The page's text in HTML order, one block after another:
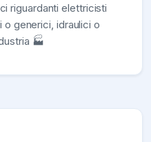
riguardanti elettricisti
o generici, idraulici o
🏭